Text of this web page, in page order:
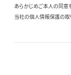
あらかじめご本人の同意
当社の個人情報保護の取